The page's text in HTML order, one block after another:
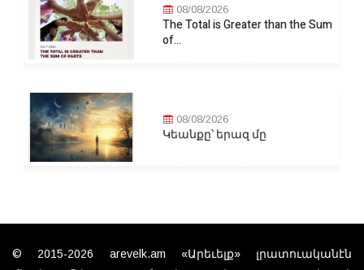
08/08/2026
The Total is Greater than the Sum
of...
08/08/2026
Կեանքը՝ երազ մը
© 2015-2026 arevelk.am «Արեւելք» լրատուականէն